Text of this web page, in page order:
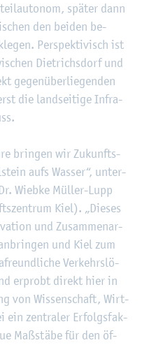
spä­ter dann
den bei­den be­
Per­spek­ti­visch ist
Diet­richs­dorf und
ge­gen­über­lie­gen­den
die land­sei­ti­ge In­fra­
brin­gen wir Zu­kunfts­
aufs Was­ser“, un­ter­
Wieb­ke Mül­ler-Lupp
Kiel). „Die­ses
und Zu­sam­men­ar­
und Kiel zum
Ver­kehrs­lö­
er­probt di­rekt hier in
von Wis­sen­schaft, Wirt­
ein zen­tra­ler Er­folgs­fak­
Maß­stä­be für den öf­